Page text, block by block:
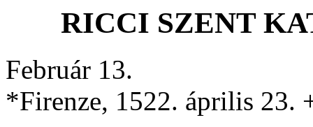
RICCI SZENT
Február 13.
*Firenze, 1522. április 23.